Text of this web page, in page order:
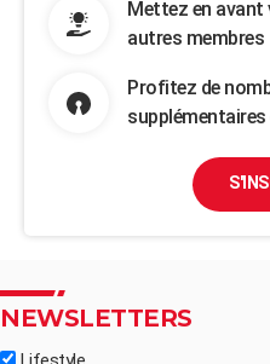
Mettez en avant
autres membres
Profitez de
NEWSLETTERS